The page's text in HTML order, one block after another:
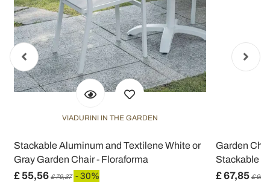
VIADURINI IN THE GARDEN
Stackable Aluminum and Textilene White or
Gray Garden Chair - Floraforma
£ 55,56 £ 79,37 - 30%
Garden
Stackable
£ 67,85 £